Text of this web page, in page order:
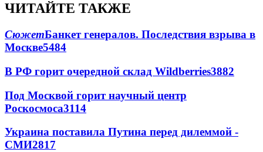
ЧИТАЙТЕ ТАКЖЕ
СюжетБанкет генералов. Последствия взрыва в
Москве5484
В РФ горит очередной склад Wildberries3882
Под Москвой горит научный центр
Роскосмоса3114
Украина поставила Путина перед дилеммой -
СМИ2817